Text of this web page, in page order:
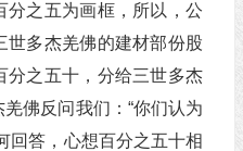
分之五为画框，所以，公
世多杰羌佛的建材部份股
分之五十，分给三世多杰
佛反问我们：“你们认为
回答，心想百分之五十相